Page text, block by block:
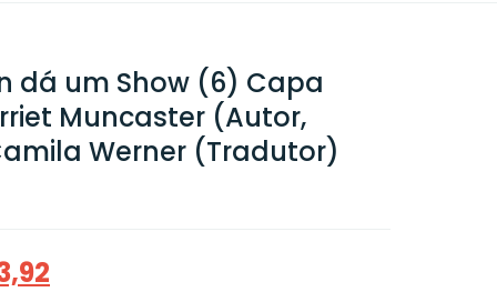
dá um Show (6) Capa
Muncaster (Autor,
Werner (Tradutor)